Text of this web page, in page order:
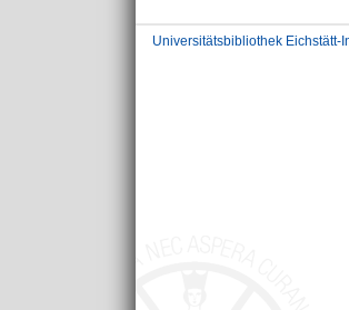
Universitätsbibliothek Eichstätt-